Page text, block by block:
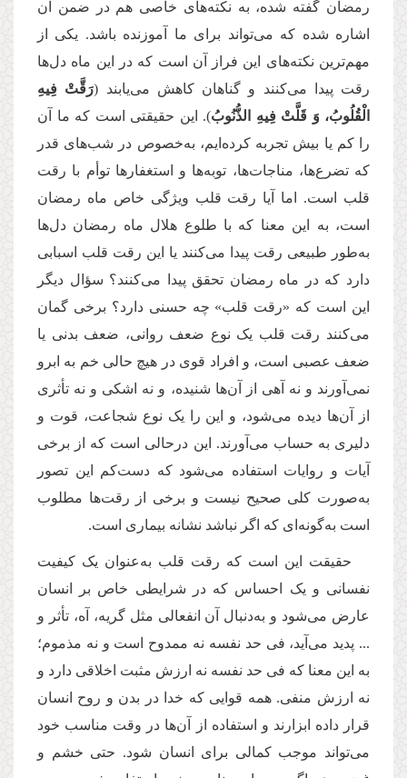
رمضان گفته شده، به نکته‌های خاصی هم در ضمن آن
اشاره شده که می‌تواند برای ما آموزنده باشد. یکی از
مهم‌ترین نکته‌های این فراز آن است که در این ماه دل‌ها
رقت پیدا می‌کنند و گناهان کاهش می‌یابند (رَقَّتْ فِیهِ
الْقُلُوبُ، وَ قَلَّتْ فِیهِ الذُّنُوبُ). این حقیقتی است که ما آن
را کم یا بیش تجربه کرده‌ایم، به‌خصوص در شب‌های قدر
که تضرع‌ها، مناجات‌ها، توبه‌ها و استغفارها توأم با رقت
قلب است. اما آیا رقت قلب ویژگی خاص ماه رمضان
است، به این معنا که با طلوع هلال ماه رمضان دل‌ها
به‌طور طبیعی رقت پیدا می‌کنند یا این رقت قلب اسبابی
دارد که در ماه رمضان تحقق پیدا می‌کنند؟ سؤال دیگر
این است که «رقت قلب» چه حسنی دارد؟ برخی گمان
می‌کنند رقت قلب یک نوع ضعف روانی، ضعف بدنی یا
ضعف عصبی است، و افراد قوی در هیچ حالی خم به ابرو
نمی‌آورند و نه آهی از آن‌ها شنیده، و نه اشکی و نه تأثری
از آن‌ها دیده می‌شود، و این را یک نوع شجاعت، قوت و
دلیری به حساب می‌آورند. این درحالی است که از برخی
آیات و روایات استفاده می‌شود که دست‌کم این تصور
به‌صورت کلی صحیح نیست و برخی از رقت‌ها مطلوب
است به‌گونه‌ای که اگر نباشد نشانه بیماری است.
حقیقت این است که رقت قلب به‌عنوان یک کیفیت
نفسانی و یک احساس که در شرایطی خاص بر انسان
عارض می‌شود و به‌دنبال آن انفعالی مثل گریه، آه، تأثر و
... پدید می‌آید، فی حد نفسه نه ممدوح است و نه مذموم؛
به این معنا که فی حد نفسه نه ارزش مثبت اخلاقی دارد و
نه ارزش منفی. همه قوایی که خدا در بدن و روح انسان
قرار داده ابزارند و استفاده از آن‌ها در وقت مناسب خود
می‌تواند موجب کمالی برای انسان شود. حتی خشم و